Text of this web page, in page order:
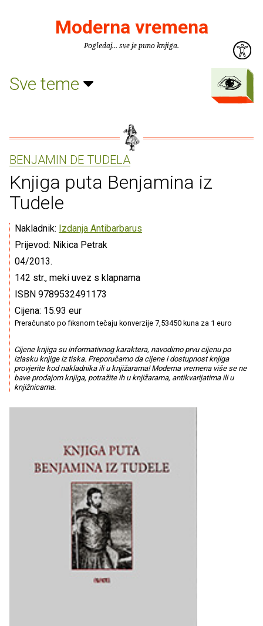
Moderna vremena
Pogledaj... sve je puno knjiga.
Sve teme
BENJAMIN DE TUDELA
Knjiga puta Benjamina iz
Tudele
Nakladnik: Izdanja Antibarbarus
Prijevod: Nikica Petrak
04/2013.
142 str., meki uvez s klapnama
ISBN 9789532491173
Cijena: 15.93 eur
Preračunato po fiksnom tečaju konverzije 7,53450 kuna za 1 euro
Cijene knjiga su informativnog karaktera, navodimo prvu cijenu po
izlasku knjige iz tiska. Preporučamo da cijene i dostupnost knjiga
provjerite kod nakladnika ili u knjižarama! Moderna vremena više se ne
bave prodajom knjiga, potražite ih u knjižarama, antikvarijatima ili u
knjižnicama.